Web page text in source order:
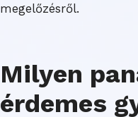
megelőzésről.
Milyen
érdemes